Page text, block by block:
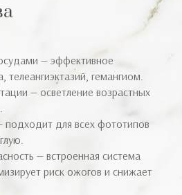
— эффективное
телеангиэктазий, гемангиом.
— осветление возрастных
подходит для всех фототипов
— встроенная система
риск ожогов и снижает